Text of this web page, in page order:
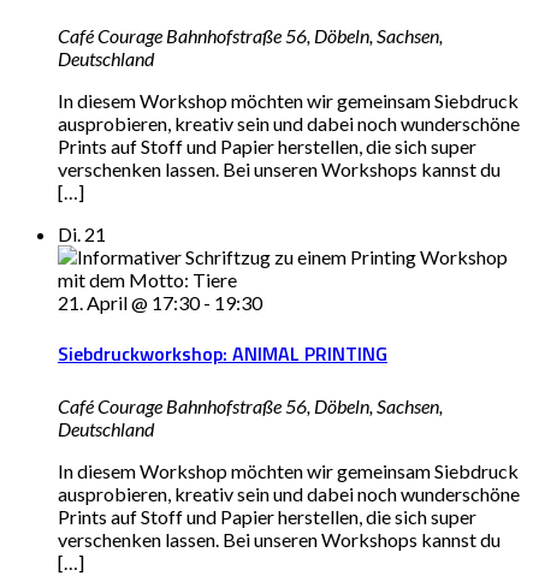
Café Courage Bahnhofstraße 56, Döbeln, Sachsen,
Deutschland
In diesem Workshop möchten wir gemeinsam Siebdruck
ausprobieren, kreativ sein und dabei noch wunderschöne
Prints auf Stoff und Papier herstellen, die sich super
verschenken lassen. Bei unseren Workshops kannst du
[…]
Di. 21
21. April @ 17:30- 19:30
Siebdruckworkshop: ANIMAL PRINTING
Café Courage Bahnhofstraße 56, Döbeln, Sachsen,
Deutschland
In diesem Workshop möchten wir gemeinsam Siebdruck
ausprobieren, kreativ sein und dabei noch wunderschöne
Prints auf Stoff und Papier herstellen, die sich super
verschenken lassen. Bei unseren Workshops kannst du
[…]